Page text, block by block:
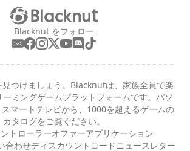
Blacknut をフォロー
見つけましょう。Blacknutは、家族全員で楽
ーミングゲームプラットフォームです。パソ
マートテレビから、1000を超えるゲームの
カタログをご覧ください。
トローラーオファーアプリケーション
合わせディスカウントコード ニュースレター